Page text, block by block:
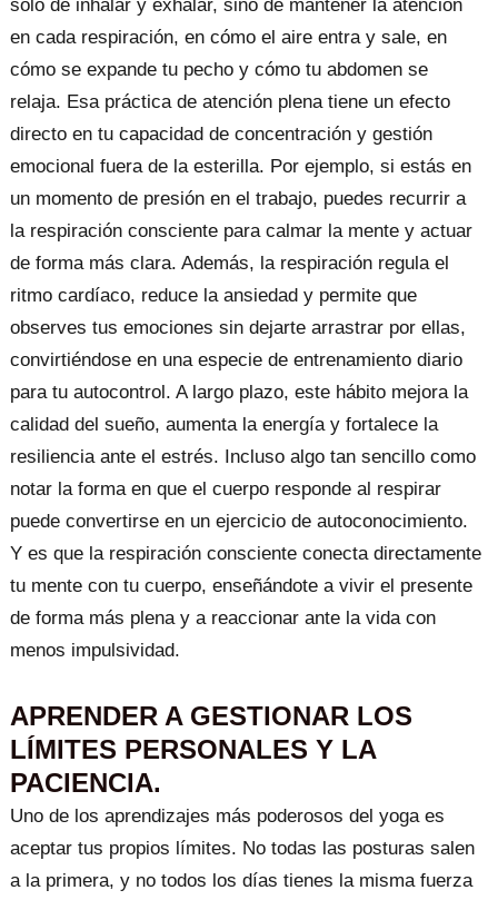
solo de inhalar y exhalar, sino de mantener la atención
en cada respiración, en cómo el aire entra y sale, en
cómo se expande tu pecho y cómo tu abdomen se
relaja. Esa práctica de atención plena tiene un efecto
directo en tu capacidad de concentración y gestión
emocional fuera de la esterilla. Por ejemplo, si estás en
un momento de presión en el trabajo, puedes recurrir a
la respiración consciente para calmar la mente y actuar
de forma más clara. Además, la respiración regula el
ritmo cardíaco, reduce la ansiedad y permite que
observes tus emociones sin dejarte arrastrar por ellas,
convirtiéndose en una especie de entrenamiento diario
para tu autocontrol. A largo plazo, este hábito mejora la
calidad del sueño, aumenta la energía y fortalece la
resiliencia ante el estrés. Incluso algo tan sencillo como
notar la forma en que el cuerpo responde al respirar
puede convertirse en un ejercicio de autoconocimiento.
Y es que la respiración consciente conecta directamente
tu mente con tu cuerpo, enseñándote a vivir el presente
de forma más plena y a reaccionar ante la vida con
menos impulsividad.
APRENDER A GESTIONAR LOS
LÍMITES PERSONALES Y LA
PACIENCIA.
Uno de los aprendizajes más poderosos del yoga es
aceptar tus propios límites. No todas las posturas salen
a la primera, y no todos los días tienes la misma fuerza